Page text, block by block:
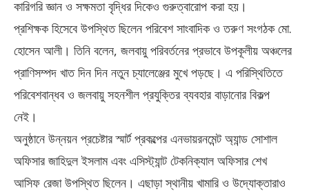
কারিগরি জ্ঞান ও সক্ষমতা বৃদ্ধির দিকেও গুরুত্বারোপ করা হয়।
প্রশিক্ষক হিসেবে উপস্থিত ছিলেন পরিবেশ সাংবাদিক ও তরুণ সংগঠক মো.
হোসেন আলী। তিনি বলেন, জলবায়ু পরিবর্তনের প্রভাবে উপকূলীয় অঞ্চলের
প্রাণিসম্পদ খাত দিন দিন নতুন চ্যালেঞ্জের মুখে পড়ছে। এ পরিস্থিতিতে
পরিবেশবান্ধব ও জলবায়ু সহনশীল প্রযুক্তির ব্যবহার বাড়ানোর বিকল্প
নেই।
অনুষ্ঠানে উন্নয়ন প্রচেষ্টার স্মার্ট প্রকল্পের এনভায়রনমেন্ট অ্যান্ড সোশাল
অফিসার জাহিদুল ইসলাম এবং এসিস্ট্যান্ট টেকনিক্যাল অফিসার শেখ
আসিফ রেজা উপস্থিত ছিলেন। এছাড়া স্থানীয় খামারি ও উদ্যোক্তারাও